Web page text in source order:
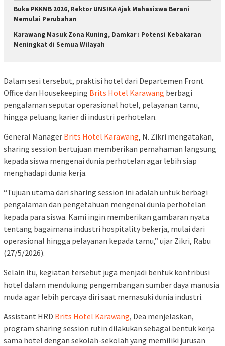
Buka PKKMB 2026, Rektor UNSIKA Ajak Mahasiswa Berani
Memulai Perubahan
Karawang Masuk Zona Kuning, Damkar : Potensi Kebakaran
Meningkat di Semua Wilayah
Dalam sesi tersebut, praktisi hotel dari Departemen Front
Office dan Housekeeping Brits Hotel Karawang berbagi
pengalaman seputar operasional hotel, pelayanan tamu,
hingga peluang karier di industri perhotelan.
General Manager Brits Hotel Karawang, N. Zikri mengatakan,
sharing session bertujuan memberikan pemahaman langsung
kepada siswa mengenai dunia perhotelan agar lebih siap
menghadapi dunia kerja.
“Tujuan utama dari sharing session ini adalah untuk berbagi
pengalaman dan pengetahuan mengenai dunia perhotelan
kepada para siswa. Kami ingin memberikan gambaran nyata
tentang bagaimana industri hospitality bekerja, mulai dari
operasional hingga pelayanan kepada tamu,” ujar Zikri, Rabu
(27/5/2026).
Selain itu, kegiatan tersebut juga menjadi bentuk kontribusi
hotel dalam mendukung pengembangan sumber daya manusia
muda agar lebih percaya diri saat memasuki dunia industri.
Assistant HRD Brits Hotel Karawang, Dea menjelaskan,
program sharing session rutin dilakukan sebagai bentuk kerja
sama hotel dengan sekolah-sekolah yang memiliki jurusan